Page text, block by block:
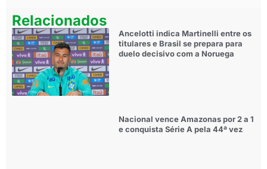
Relacionados
Ancelotti indica Martinelli entre os
titulares e Brasil se prepara para
duelo decisivo com a Noruega
Nacional vence Amazonas por 2 a 1
e conquista Série A pela 44ª vez